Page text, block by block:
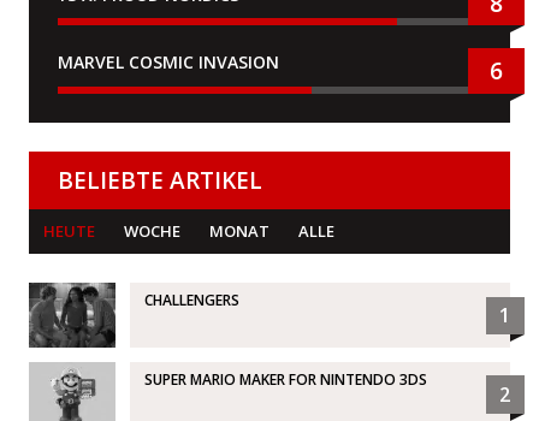
MARVEL COSMIC INVASION 6
BELIEBTE ARTIKEL
HEUTE WOCHE MONAT ALLE
CHALLENGERS
1
SUPER MARIO MAKER FOR NINTENDO 3DS
2